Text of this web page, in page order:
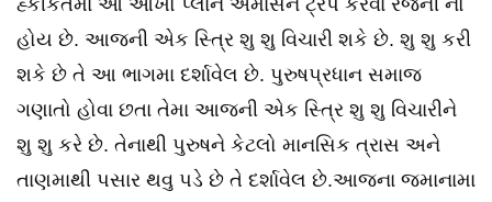
હ્કીકતમા આ આખો પ્લાન અમાસને ટ્રેપ કરવા રજની નો
હોય છે. આજની એક સ્ત્રિ શુ શુ વિચારી શકે છે. શુ શુ કરી
શકે છે તે આ ભાગમા દર્શાવેલ છે. પુરુષપ્રધાન સમાજ
ગણાતો હોવા છતા તેમા આજની એક સ્ત્રિ શુ શુ વિચારીને
શુ શુ કરે છે. તેનાથી પુરુષને કેટલો માનસિક ત્રાસ અને
તાણમાથી પસાર થવુ પડે છે તે દર્શાવેલ છે.આજના જમાનામા